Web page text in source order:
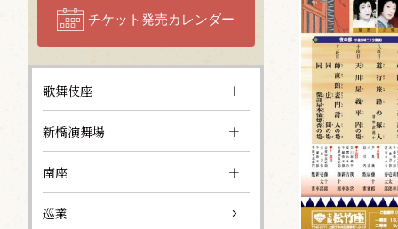
チケット発売カレンダー
歌舞伎座
新橋演舞場
南座
巡業